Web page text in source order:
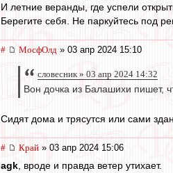
И летние веранды, где успели
Берегите себя. Не паркуйтесь под
# МосфОлд » 03 апр 2024 15:10
словесник » 03 апр 2024 14:32
Вон дочка из Балашихи пишет,
Сидят дома и трясутся или сами
# Край » 03 апр 2024 15:06
agk, вроде и правда ветер утихает.